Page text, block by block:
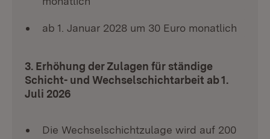
ab 1. Januar 2028 um 30 Euro monatlich
3. Erhöhung der Zulagen für ständige
Schicht- und Wechselschichtarbeit ab 1.
Juli 2026
Die Wechselschichtzulage wird auf 200